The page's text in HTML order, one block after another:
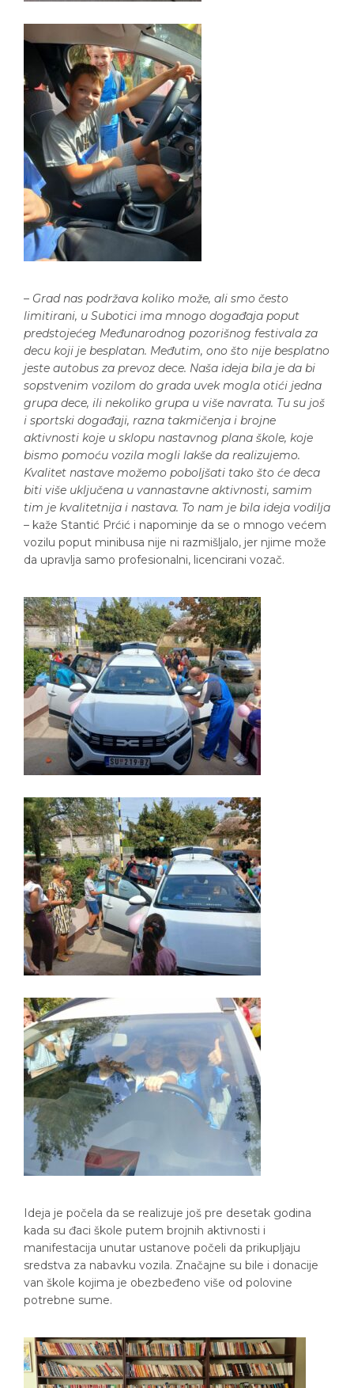
– Grad nas podržava koliko može, ali smo često
limitirani, u Subotici ima mnogo događaja poput
predstojećeg Međunarodnog pozorišnog festivala za
decu koji je besplatan. Međutim, ono što nije besplatno
jeste autobus za prevoz dece. Naša ideja bila je da bi
sopstvenim vozilom do grada uvek mogla otići jedna
grupa dece, ili nekoliko grupa u više navrata. Tu su još
i sportski događaji, razna takmičenja i brojne
aktivnosti koje u sklopu nastavnog plana škole, koje
bismo pomoću vozila mogli lakše da realizujemo.
Kvalitet nastave možemo poboljšati tako što će deca
biti više uključena u vannastavne aktivnosti, samim
tim je kvalitetnija i nastava. To nam je bila ideja vodilja
– kaže Stantić Prćić i napominje da se o mnogo većem
vozilu poput minibusa nije ni razmišljalo, jer njime može
da upravlja samo profesionalni, licencirani vozač.
Ideja je počela da se realizuje još pre desetak godina
kada su đaci škole putem brojnih aktivnosti i
manifestacija unutar ustanove počeli da prikupljaju
sredstva za nabavku vozila. Značajne su bile i donacije
van škole kojima je obezbeđeno više od polovine
potrebne sume.